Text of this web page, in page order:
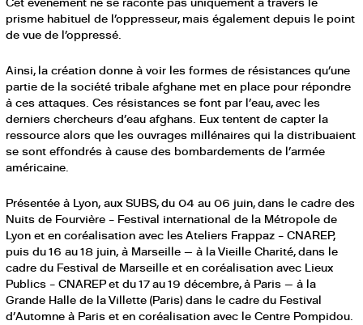
prisme habituel de l’oppresseur, mais également depuis le point
de vue de l’oppressé.
Ainsi, la création donne à voir les formes de résistances qu’une
partie de la société tribale afghane met en place pour répondre
à ces attaques. Ces résistances se font par l’eau, avec les
derniers chercheurs d’eau afghans. Eux tentent de capter la
ressource alors que les ouvrages millénaires qui la distribuaient
se sont effondrés à cause des bombardements de l’armée
américaine.
Présentée à Lyon, aux SUBS, du 04 au 06 juin, dans le cadre des
Nuits de Fourvière – Festival international de la Métropole de
Lyon et en coréalisation avec les Ateliers Frappaz – CNAREP,
puis du 16 au 18 juin, à Marseille — à la Vieille Charité, dans le
cadre du Festival de Marseille et en coréalisation avec Lieux
Publics – CNAREP et du 17 au 19 décembre, à Paris — à la
Grande Halle de la Villette (Paris) dans le cadre du Festival
d’Automne à Paris et en coréalisation avec le Centre Pompidou.